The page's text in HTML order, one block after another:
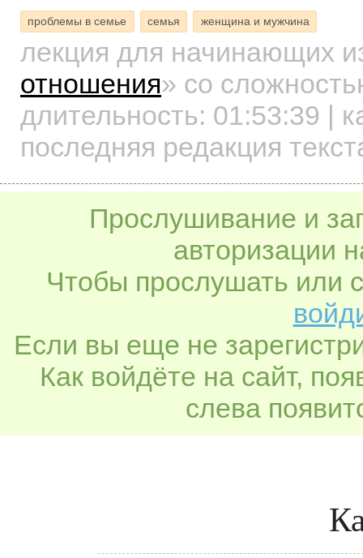
проблемы в семье семья женщина и мужчина
лекция для начинающих
отношения» со
длительность: 01:53:39 |
последняя редакция
Прослушивание и
авторизации
Чтобы прослушать или
Если вы еще не
Как войдёте на сайт,
слева